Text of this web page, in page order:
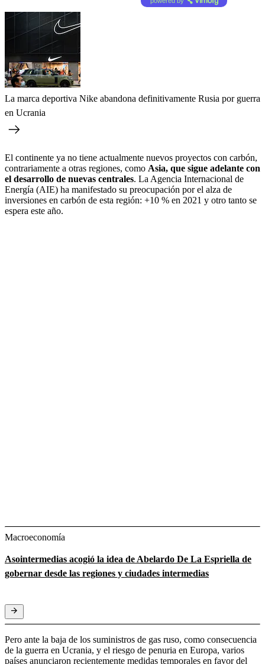
La marca deportiva Nike abandona definitivamente Rusia por guerra
en Ucrania
El continente ya no tiene actualmente nuevos proyectos con carbón,
contrariamente a otras regiones, como Asia, que sigue adelante con
el desarrollo de nuevas centrales. La Agencia Internacional de
Energía (AIE) ha manifestado su preocupación por el alza de
inversiones en carbón de esta región: +10 % en 2021 y otro tanto se
espera este año.
Macroeconomía
Asointermedias acogió la idea de Abelardo De La Espriella de
gobernar desde las regiones y ciudades intermedias
Pero ante la baja de los suministros de gas ruso, como consecuencia
de la guerra en Ucrania, y el riesgo de penuria en Europa, varios
países anunciaron recientemente medidas temporales en favor del